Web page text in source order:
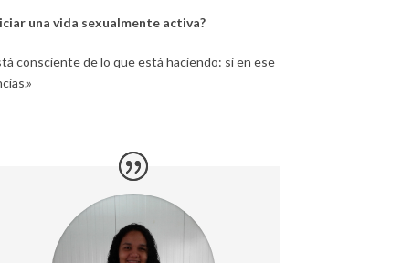
una vida sexualmente activa?
consciente de lo que está haciendo: si en ese